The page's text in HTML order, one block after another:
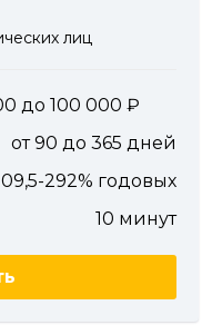
лиц
до 100 000
от 90 до 365 дней
292% годовых
10 минут